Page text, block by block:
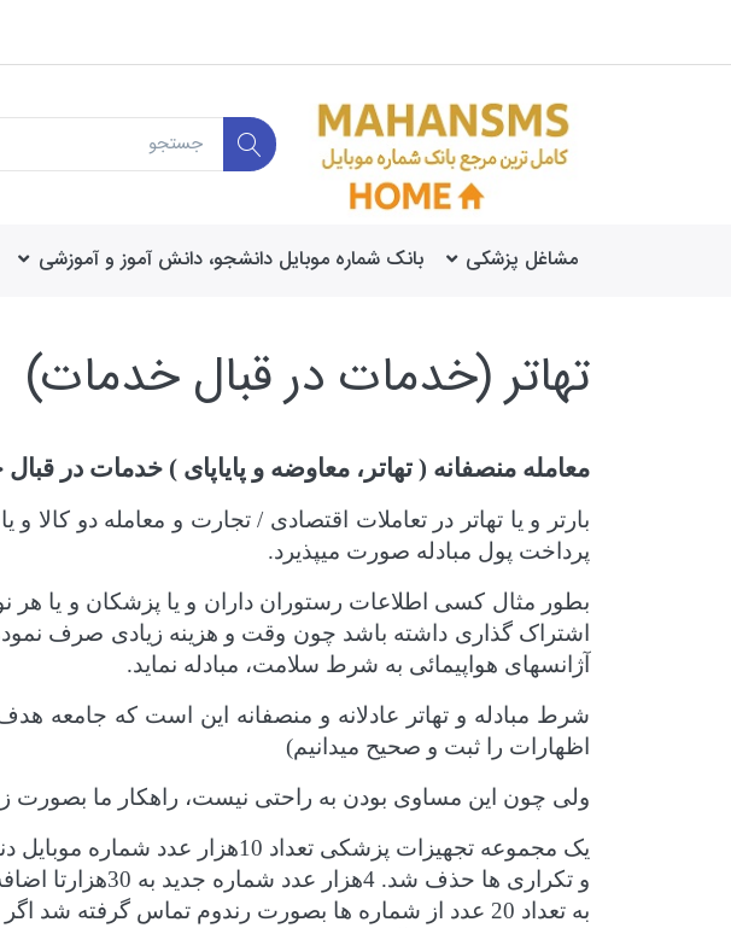
مشاغل پزشکی بانک شماره موبایل دانشجو، دانش آموز و آموزشی
تهاتر (خدمات در قبال خدمات)
معامله منصفانه ( تهاتر، معاوضه و پایاپای ) خدمات در
بارتر و یا تهاتر در تعاملات اقتصادی / تجارت و معامله دو
پرداخت پول مبادله صورت میپذیرد.
بطور مثال کسی اطلاعات رستوران داران و یا پزشکان و یا هر
اشتراک گذاری داشته باشد چون وقت و هزینه زیادی صرف
آژانسهای هواپیمائی به شرط سلامت، مبادله نماید.
شرط مبادله و تهاتر عادلانه و منصفانه این است که جامعه
اظهارات را ثبت و صحیح میدانیم)
ولی چون این مساوی بودن به راحتی نیست، راهکار ما بصورت
و تکراری ها حذف شد. 4هزار عدد شماره جدید به 30هزارتا اضافه و 34 هزارتا شد.